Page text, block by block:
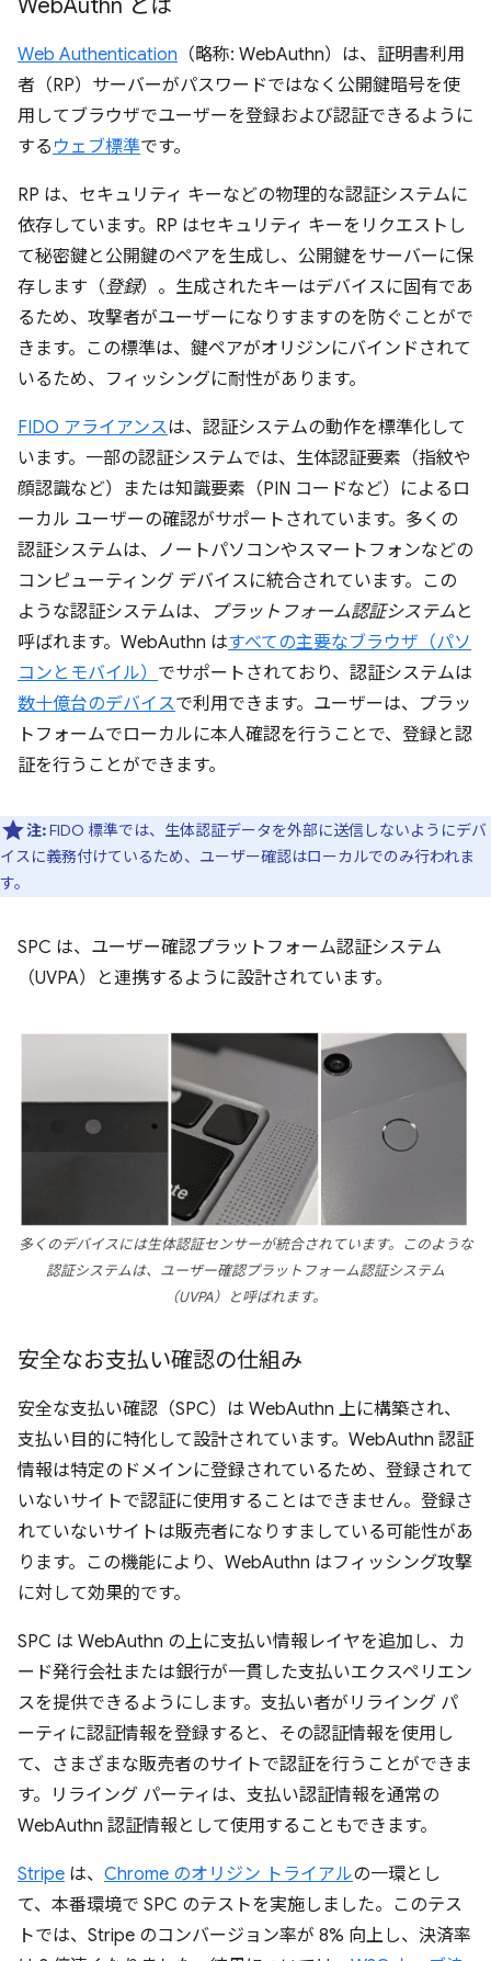
WebAuthn とは
Web Authentication （略称: WebAuthn）は、証明書利用
者（RP）サーバーがパスワードではなく公開鍵暗号を使
用してブラウザでユーザーを登録および認証できるように
する ウェブ標準です。
RP は、セキュリティ キーなどの物理的な認証システムに
依存しています。RP はセキュリティ キーをリクエストし
て秘密鍵と公開鍵のペアを生成し、公開鍵をサーバーに保
存します（登録）。生成されたキーはデバイスに固有であ
るため、攻撃者がユーザーになりすますのを防ぐことがで
きます。この標準は、鍵ペアがオリジンにバインドされて
いるため、フィッシングに耐性があります。
FIDO アライアンスは、認証システムの動作を標準化して
います。一部の認証システムでは、生体認証要素（指紋や
顔認識など）または知識要素（PIN コードなど）によるロ
ーカル ユーザーの確認がサポートされています。多くの
認証システムは、ノートパソコンやスマートフォンなどの
コンピューティング デバイスに統合されています。この
ような認証システムは、
プラットフォーム認証システム と
呼ばれます。WebAuthn はすべての主要なブラウザ（パソ
コンとモバイル） でサポートされており、認証システムは
数十億台のデバイスで利用できます。ユーザーは、プラッ
トフォームでローカルに本人確認を行うことで、登録と認
証を行うことができます。
注:FIDO 標準では、生体認証データを外部に送信しないようにデバ
イスに義務付けているため、ユーザー確認はローカルでのみ行われま
す。
SPC は、ユーザー確認プラットフォーム認証システム
（UVPA）と連携するように設計されています。
多くのデバイスには生体認証センサーが統合されています。このような
認証システムは、ユーザー確認プラットフォーム認証システム
（UVPA）と呼ばれます。
安全なお支払い確認の仕組み
安全な支払い確認（SPC）は WebAuthn 上に構築され、
支払い目的に特化して設計されています。WebAuthn 認証
情報は特定のドメインに登録されているため、登録されて
いないサイトで認証に使用することはできません。登録さ
れていないサイトは販売者になりすましている可能性があ
ります。この機能により、WebAuthn はフィッシング攻撃
に対して効果的です。
SPC は WebAuthn の上に支払い情報レイヤを追加し、カ
ード発行会社または銀行が一貫した支払いエクスペリエン
スを提供できるようにします。支払い者がリライング パ
ーティに認証情報を登録すると、その認証情報を使用し
て、さまざまな販売者のサイトで認証を行うことができま
す。リライング パーティは、支払い認証情報を通常の
WebAuthn 認証情報として使用することもできます。
Stripe は、 Chrome のオリジン トライアルの一環とし
て、本番環境で SPC のテストを実施しました。このテス
トでは、Stripe のコンバージョン率が 8% 向上し、決済率